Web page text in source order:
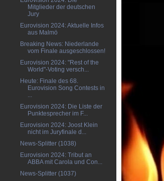
Mitglieder der deutschen
Jury
Eurovision 2024: Aktuelle Infos
aus Malmö
Breaking News: Niederlande
vom Finale ausgeschlossen!
Eurovision 2024: "Rest of the
World"-Voting versch...
Heute: Finale des 68.
Eurovision Song Contests in
...
Eurovision 2024: Die Liste der
Punktesprecher im F...
Eurovision 2024: Joost Klein
nicht im Juryfinale d...
News-Splitter (1038)
Eurovision 2024: Tribut an
ABBA mit Carola und Con...
News-Splitter (1037)